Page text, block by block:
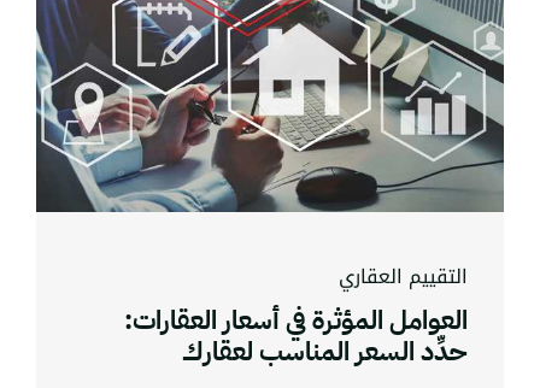
التقييم العقاري
العوامل المؤثرة في أسعار العقارات:
حدِّد السعر المناسب لعقارك